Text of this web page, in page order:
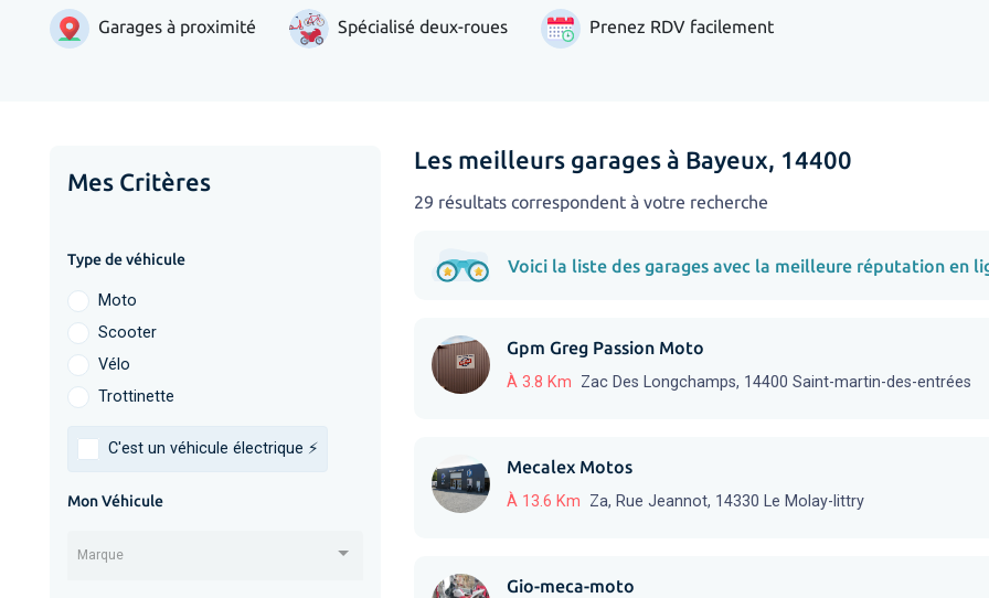
Garages à proximité Spécialisé deux-roues Prenez RDV facilement
Mes Critères
Type de véhicule
Moto
Scooter
Vélo
Trottinette
C'est un véhicule électrique ⚡️
Mon Véhicule
Marque
Les meilleurs garages à Bayeux, 14400
29 résultats correspondent à votre recherche
Voici la liste des garages avec la meilleure réputation en
Gpm Greg Passion Moto
À 3.8 Km Zac Des Longchamps, 14400 Saint-martin-des-entrées
Mecalex Motos
À 13.6 Km Za, Rue Jeannot, 14330 Le Molay-littry
Gio-meca-moto